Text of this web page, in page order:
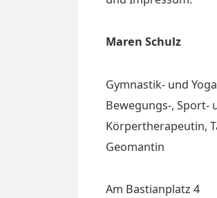
Maren Schulz
Gymnastik- und
Bewegungs-, Sport-
Körpertherapeutin,
Geomantin
Am Bastianplatz 4